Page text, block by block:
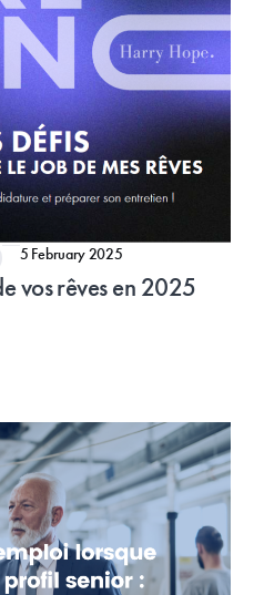
5 February 2025
vos rêves en 2025